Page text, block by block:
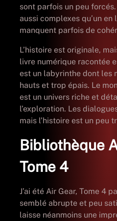
sont parfois un peu
aussi complexes qu’un en
manquent parfois de
L’histoire est originale,
livre numérique racontée
est un labyrinthe dont les
hauts et trop épais. Le
est un univers riche et
l’exploration. Les
mais l’histoire est un peu
Bibliothèque
Tome 4
J’ai été Air Gear, Tome 4
semblé abrupte et peu
laisse néanmoins une